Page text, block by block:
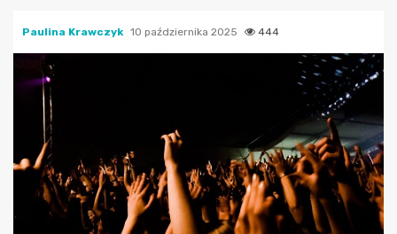
Paulina Krawczyk 10 października 2025 444